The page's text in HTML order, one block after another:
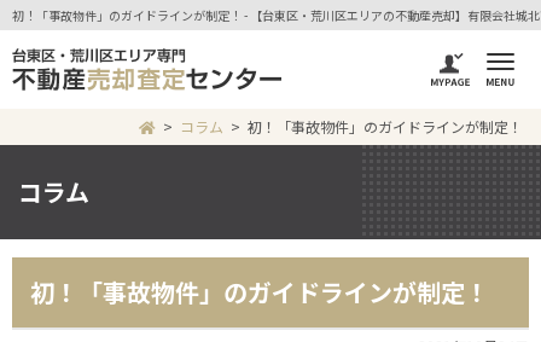
初！「事故物件」のガイドラインが制定！ - 【台東区・荒川区エリアの不動産売却】有限会社城
コラム 初！「事故物件」のガイドラインが制定！
コラム
初！「事故物件」のガイドラインが制定！